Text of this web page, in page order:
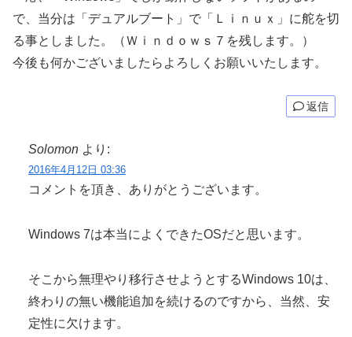
で、当分は「デュアルブート」で「Ｌｉｎｕｘ」に舵を切
る事としました。（Ｗｉｎｄｏｗｓ７を残します。）
今後も何かございましたらよろしくお願いいたします。
返信
Solomon より:
2016年4月12日 03:36
コメントを頂き、ありがとうございます。
Windows 7は本当によくできたOSだと思います。
そこから無理やり移行させようとするWindows 10は、
終わりの無い機能追加を続けるのですから、当然、安
定性に欠けます。